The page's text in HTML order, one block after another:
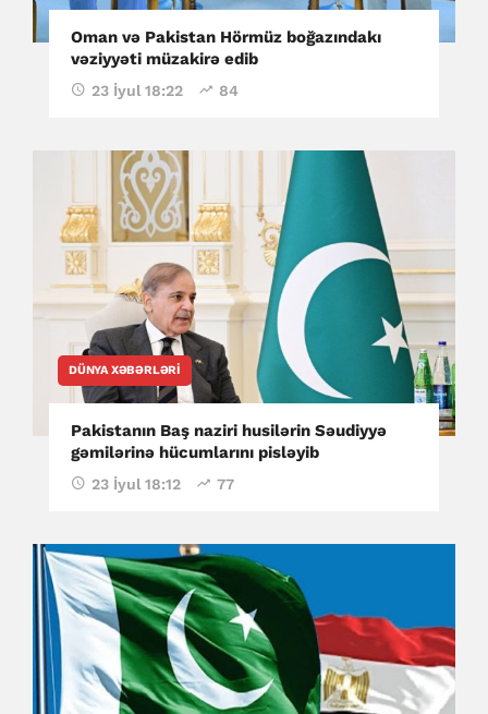
Oman və Pakistan Hörmüz boğazındakı
vəziyyəti müzakirə edib
23 İyul 18:22 84
DÜNYA XƏBƏRLƏRI
Pakistanın Baş naziri husilərin Səudiyyə
gəmilərinə hücumlarını pisləyib
23 İyul 18:12 77